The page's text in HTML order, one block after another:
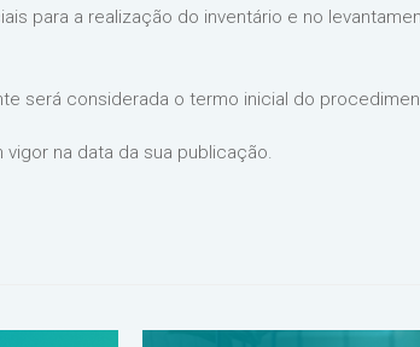
para a realização do inventário e no
será considerada o termo inicial do
na data da sua publicação.